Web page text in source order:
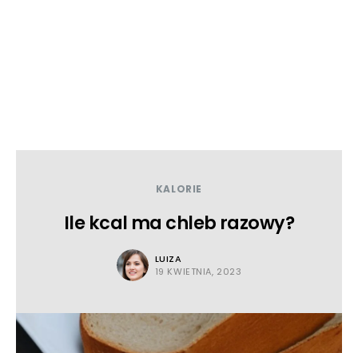
KALORIE
Ile kcal ma chleb razowy?
LUIZA
19 KWIETNIA, 2023